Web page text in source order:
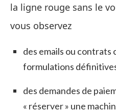
la ligne rouge sans le
vous observez
des emails ou contrats
formulations
des demandes de
« réserver » une